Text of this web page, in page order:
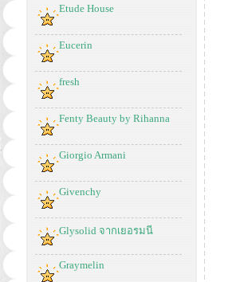
Etude House
Eucerin
fresh
Fenty Beauty by Rihanna
Giorgio Armani
Givenchy
Glysolid จากเยอรมนี
Graymelin